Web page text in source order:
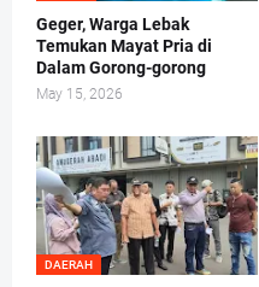
Geger, Warga Lebak
Temukan Mayat Pria di
Dalam Gorong-gorong
May 15, 2026
DAERAH